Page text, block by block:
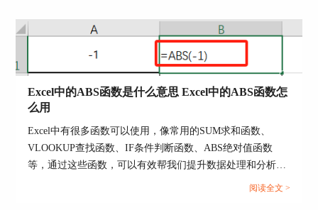
任务标记为【已完成】。这种方式不仅让我们对自
身的工作进度一目了然，还有助于我们对任务的管
理和时间的合理规划。
Excel中的ABS函数是什么意思 Excel中的ABS函数怎
么用
Excel中有很多函数可以使用，像常用的SUM求和函数、
VLOOKUP查找函数、IF条件判断函数、ABS绝对值函数
等，通过这些函数，可以有效帮我们提升数据处理和分析效
率。接下来我们就以ABS函数为例，来为大家分享一下Excel
阅读全文 >